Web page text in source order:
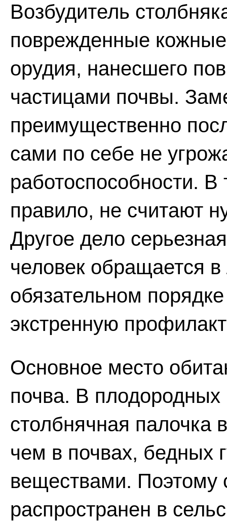
Возбудитель
поврежденные
орудия, нанесшего
частицами почвы.
преимущественно
сами по себе не
работоспособности. В
правило, не считают
Другое дело
человек обращается
обязательном
экстренную
Основное место
почва. В
столбнячная палочка
чем в почвах, бедных
веществами. Поэтому
распространен в